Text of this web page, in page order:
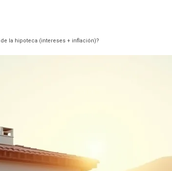
la hipoteca (intereses + inflación)?